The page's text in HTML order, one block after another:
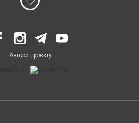
Автори проєкту